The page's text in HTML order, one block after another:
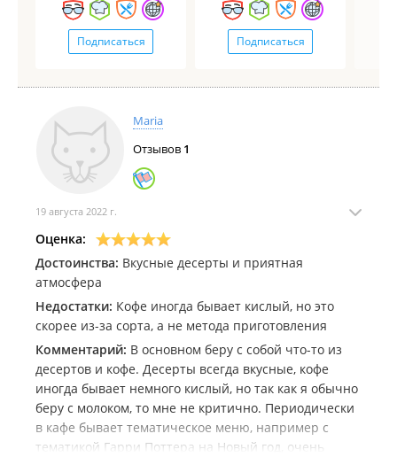
Подписаться Подписаться
Maria
Отзывов 1
19 августа 2022 г.
Оценка:
Достоинства: Вкусные десерты и приятная
атмосфера
Недостатки: Кофе иногда бывает кислый, но это
скорее из-за сорта, а не метода приготовления
Комментарий: В основном беру с собой что-то из
десертов и кофе. Десерты всегда вкусные, кофе
иногда бывает немного кислый, но так как я обычно
беру с молоком, то мне не критично. Периодически
в кафе бывает тематическое меню, например с
тематикой Гарри Поттера на Новый год, очень